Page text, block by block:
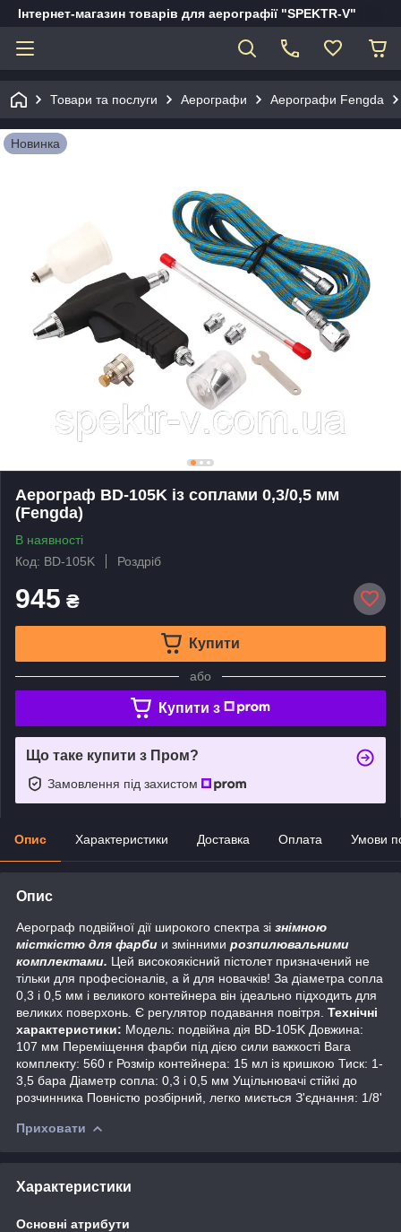
Інтернет-магазин товарів для аерографії "SPEKTR-V"
Товари та послуги Аерографи Аерографи Fengda
Новинка
Аерограф BD-105K із соплами 0,3/0,5 мм
(Fengda)
В наявності
Код: BD-105K
Роздріб
945 ₴
Купити
або
Купити з
Що таке купити з Пром?
Замовлення під захистом
Опис Характеристики Доставка Оплата Умови
Опис
Аерограф подвійної дії широкого спектра зі знімною
місткістю для фарби и змінними розпилювальними
комплектами. Цей високоякісний пістолет призначений не
тільки для професіоналів, а й для новачків! За діаметра сопла
0,3 і 0,5 мм і великого контейнера він ідеально підходить для
великих поверхонь. Є регулятор подавання повітря. Технічні
характеристики: Модель: подвійна дія BD-105K Довжина:
107 мм Переміщення фарби під дією сили важкості Вага
комплекту: 560 г Розмір контейнера: 15 мл із кришкою Тиск: 1-
3,5 бара Діаметр сопла: 0,3 і 0,5 мм Ущільнювачі стійкі до
розчинника Повністю розбірний, легко миється З'єднання: 1/8'
Приховати
Характеристики
Основні атрибути